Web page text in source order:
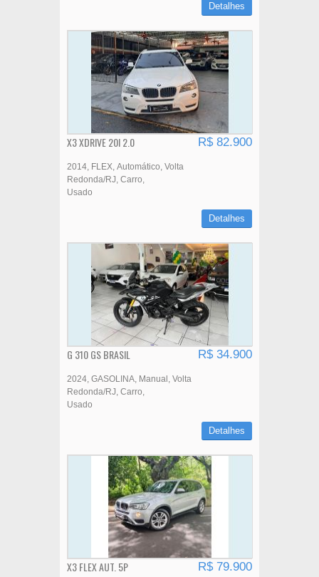
Detalhes
X3 XDRIVE 20I 2.0 R$ 82.900
2014 FLEX Automático Volta
Redonda/RJ Carro
Usado
Detalhes
G 310 GS BRASIL R$ 34.900
2024 GASOLINA Manual
Volta
Redonda/RJ Carro
Usado
Detalhes
X3 FLEX AUT. 5P R$ 79.900